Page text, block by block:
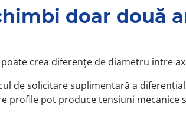
doar două
crea diferențe de diametru între
de solicitare suplimentară a
profile pot produce tensiuni